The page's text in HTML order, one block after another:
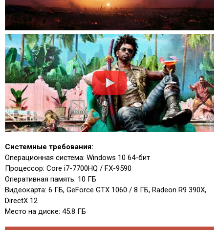
Системные требования:
Операционная система: Windows 10 64-бит
Процессор: Core i7-7700HQ / FX-9590
Оперативная память: 10 ГБ
Видеокарта: 6 ГБ, GeForce GTX 1060 / 8 ГБ, Radeon R9 390X,
DirectX 12
Место на диске: 45.8 ГБ